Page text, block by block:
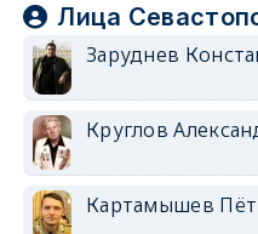
Лица
Заруднев
Круглов
Картамышев